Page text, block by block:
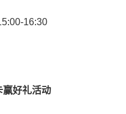
16:30
好礼活动